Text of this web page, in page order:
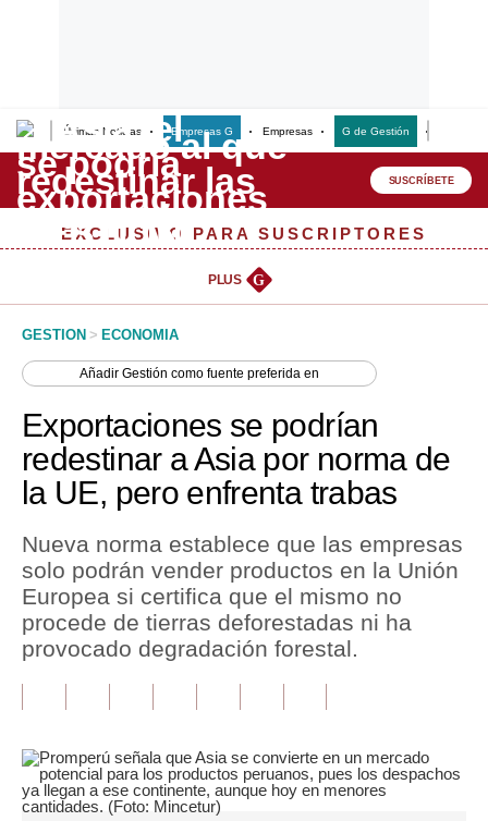
Últimas Noticias Empresas G Empresas G de Gestión
Lo último
Peru Quiosco
Management & Empleo
Perú
Política
Finanzas Personales
Inmobiliarias
Plus G
Pregunta de hoy
SUSCRÍBETE
EXCLUSIVO PARA SUSCRIPTORES
PLUS G
GESTION > ECONOMIA
AñadirGestión como fuente preferida en
Exportaciones se podrían
redestinar a Asia por norma de
la UE, pero enfrenta trabas
Nueva norma establece que las empresas
solo podrán vender productos en la Unión
Europea si certifica que el mismo no
procede de tierras deforestadas ni ha
provocado degradación forestal.